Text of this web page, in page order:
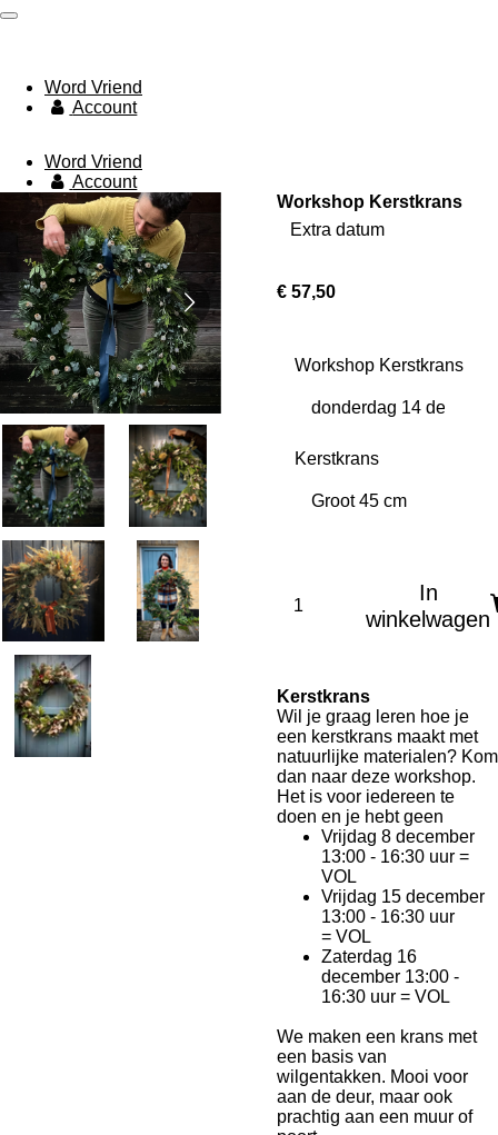
Ga
hoofdinhoud
Word Vriend
Account
Word Vriend
Account
Workshop Kerstkrans
Extra datum
€ 57,50
Workshop Kerstkrans
Kerstkrans
In
winkelwagen
Kerstkrans
Wil je graag leren hoe je
een kerstkrans maakt met
natuurlijke materialen? Kom
dan naar deze workshop.
Het is voor iedereen te
doen en je hebt geen
Vrijdag 8 december
13:00 - 16:30 uur =
VOL
Vrijdag 15 december
13:00 - 16:30 uur
= VOL
Zaterdag 16
december 13:00 -
16:30 uur = VOL
We maken een krans met
een basis van
wilgentakken. Mooi voor
aan de deur, maar ook
prachtig aan een muur of